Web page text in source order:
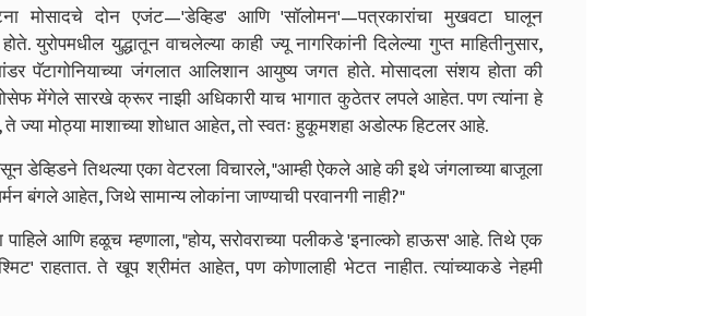
मोसादचे दोन एजंट—'डेव्हिड' आणि 'सॉलोमन'—पत्रकारांचा मुखवटा घालून
युरोपमधील युद्धातून वाचलेल्या काही ज्यू नागरिकांनी दिलेल्या गुप्त माहितीनुसार,
पॅटागोनियाच्या जंगलात आलिशान आयुष्य जगत होते. मोसादला संशय होता की
मेंगेले सारखे क्रूर नाझी अधिकारी याच भागात कुठेतर लपले आहेत. पण त्यांना हे
ज्या मोठ्या माशाच्या शोधात आहेत, तो स्वतः हुकूमशहा अडोल्फ हिटलर आहे.
डेव्हिडने तिथल्या एका वेटरला विचारले, "आम्ही ऐकले आहे की इथे जंगलाच्या बाजूला
बंगले आहेत, जिथे सामान्य लोकांना जाण्याची परवानगी नाही?"
आणि हळूच म्हणाला, "होय, सरोवराच्या पलीकडे 'इनाल्को हाऊस' आहे. तिथे एक
श्मिट' राहतात. ते खूप श्रीमंत आहेत, पण कोणालाही भेटत नाहीत. त्यांच्याकडे नेहमी